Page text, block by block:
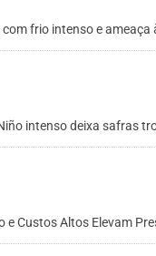
frio intenso e ameaça
intenso deixa safras
e Custos Altos Elevam